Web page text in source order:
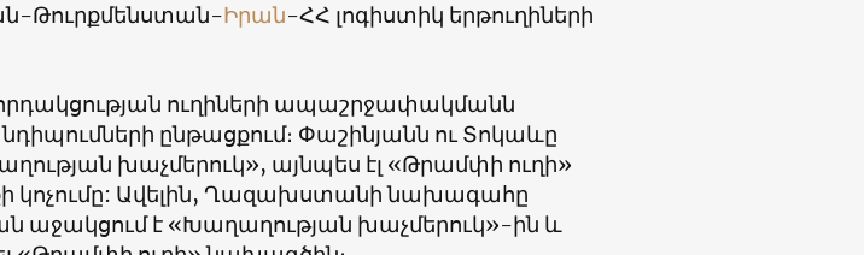
Թուրքմենստան-Իրան-ՀՀ լոգիստիկ երթուղիների
ուղիների ապաշրջափակմանն
ընթացքում։ Փաշինյանն ու Տոկաևը
խաչմերուկ», այնպես էլ «Թրամփի ուղի»
կոչումը: Ավելին, Ղազախստանի նախագահը
աջակցում է «Խաղաղության խաչմերուկ»-ին և